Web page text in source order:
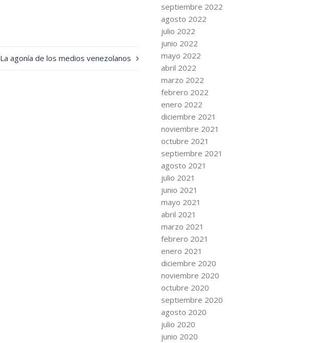
La agonía de los medios venezolanos
septiembre 2022
agosto 2022
julio 2022
junio 2022
mayo 2022
abril 2022
marzo 2022
febrero 2022
enero 2022
diciembre 2021
noviembre 2021
octubre 2021
septiembre 2021
agosto 2021
julio 2021
junio 2021
mayo 2021
abril 2021
marzo 2021
febrero 2021
enero 2021
diciembre 2020
noviembre 2020
octubre 2020
septiembre 2020
agosto 2020
julio 2020
junio 2020